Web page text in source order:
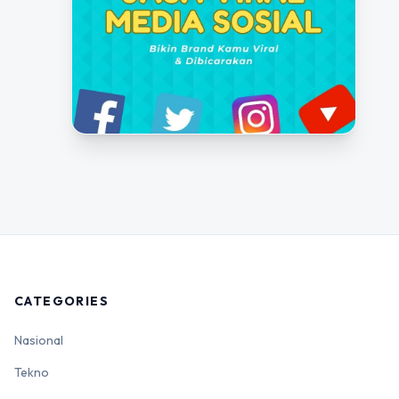
CATEGORIES
Nasional
Tekno